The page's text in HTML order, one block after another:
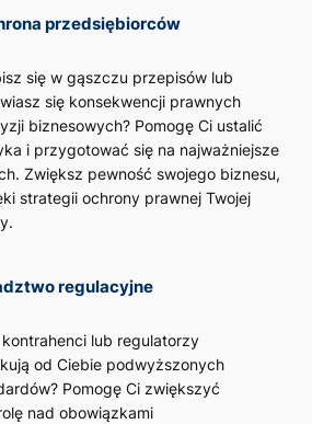
przedsiębiorców
się w gąszczu przepisów lub
się konsekwencji prawnych
biznesowych? Pomogę Ci ustalić
i przygotować się na najważniejsze
Zwiększ pewność swojego biznesu,
strategii ochrony prawnej Twojej
regulacyjne
kontrahenci lub regulatorzy
od Ciebie podwyższonych
Pomogę Ci zwiększyć
nad obowiązkami